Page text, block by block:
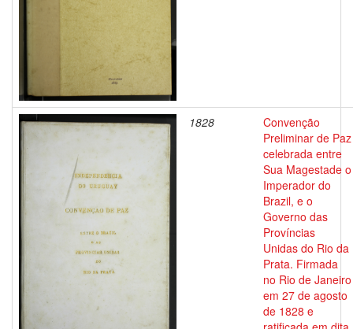
1828
Convenção
Preliminar de Paz
celebrada entre
Sua Magestade o
Imperador do
Brazil, e o
Governo das
Províncias
Unidas do Rio da
Prata. Firmada
no Rio de Janeiro
em 27 de agosto
de 1828 e